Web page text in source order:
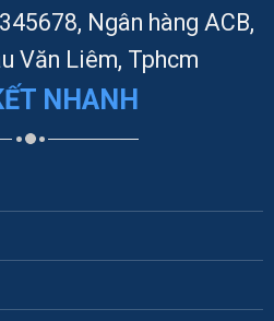
Ngân hàng ACB,
Văn Liêm, Tphcm
NHANH